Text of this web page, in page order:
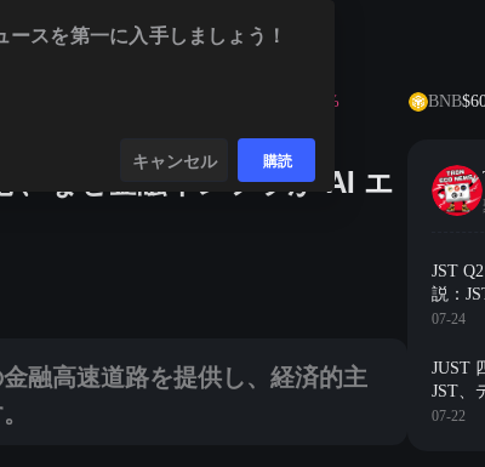
BNB$602.29
、なぜ金融インフラが AI エ
経済的主権を与え、未来のトークン貿易決済ハブを構築し
融高速道路を提供し、経済的主
JST
説：
に達し
ール
07-24
JUST
JST、
07-22
ースを第一に入手しましょう！
キャンセル 購読